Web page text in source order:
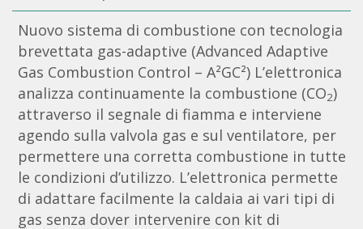
Nuovo sistema di combustione con tecnologia
brevettata gas-adaptive (Advanced Adaptive
Gas Combustion Control – A²GC²) L’elettronica
analizza continuamente la combustione (CO2)
attraverso il segnale di fiamma e interviene
agendo sulla valvola gas e sul ventilatore, per
permettere una corretta combustione in tutte
le condizioni d’utilizzo. L’elettronica permette
di adattare facilmente la caldaia ai vari tipi di
gas senza dover intervenire con kit di